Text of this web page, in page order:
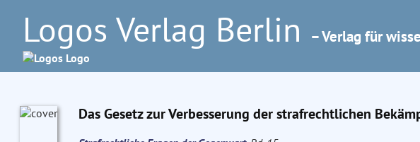
Logos Verlag Berlin – Verlag für
Das Gesetz zur Verbesserung der strafrechtlichen